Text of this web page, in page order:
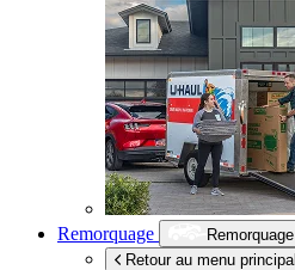
Remorquage
Remorquage
Retour au menu principal